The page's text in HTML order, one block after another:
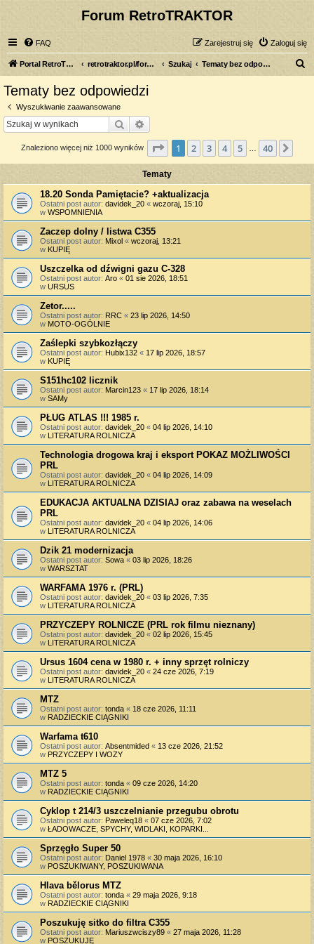
Forum RetroTRAKTOR
FAQ Zaloguj się
Zarejestruj się
Portal RetroTRAKTOR.pl retrotraktor.pl/forum Szukaj Tematy bez odpowiedzi
Tematy bez odpowiedzi
Wyszukiwanie zaawansowane
Szukaj
Znaleziono więcej niż 1000 wyników Strona z40
1 2 3 4 5 40
Tematy
18.20 Sonda Pamiętacie? +aktualizacja
Ostatni post autor: davidek_20 « wczoraj, 15:10
w WSPOMNIENIA
Zaczep dolny / listwa C355
Ostatni post autor: Mixol « wczoraj, 13:21
w KUPIĘ
Uszczelka od dźwigni gazu C-328
Ostatni post autor: Aro « 01 sie 2026, 18:51
w URSUS
Zetor.....
Ostatni post autor: RRC « 23 lip 2026, 14:50
w MOTO-OGÓLNIE
Zaślepki szybkozłączy
Ostatni post autor: Hubix132 « 17 lip 2026, 18:57
w KUPIĘ
S151hc102 licznik
Ostatni post autor: Marcin123 « 17 lip 2026, 18:14
w SAMy
PŁUG ATLAS !!! 1985 r.
Ostatni post autor: davidek_20 « 04 lip 2026, 14:10
w LITERATURA ROLNICZA
Technologia drogowa kraj i eksport POKAZ MOŻLIWOŚCI
PRL
Ostatni post autor: davidek_20 « 04 lip 2026, 14:09
w LITERATURA ROLNICZA
EDUKACJA AKTUALNA DZISIAJ oraz zabawa na weselach
PRL
Ostatni post autor: davidek_20 « 04 lip 2026, 14:06
w LITERATURA ROLNICZA
Dzik 21 modernizacja
Ostatni post autor: Sowa « 03 lip 2026, 18:26
w WARSZTAT
WARFAMA 1976 r. (PRL)
Ostatni post autor: davidek_20 « 03 lip 2026, 7:35
w LITERATURA ROLNICZA
PRZYCZEPY ROLNICZE (PRL rok filmu nieznany)
Ostatni post autor: davidek_20 « 02 lip 2026, 15:45
w LITERATURA ROLNICZA
Ursus 1604 cena w 1980 r. + inny sprzęt rolniczy
Ostatni post autor: davidek_20 « 24 cze 2026, 7:19
w LITERATURA ROLNICZA
MTZ
Ostatni post autor: tonda « 18 cze 2026, 11:11
w RADZIECKIE CIĄGNIKI
Warfama t610
Ostatni post autor: Absentmided « 13 cze 2026, 21:52
w PRZYCZEPY I WOZY
MTZ 5
Ostatni post autor: tonda « 09 cze 2026, 14:20
w RADZIECKIE CIĄGNIKI
Cyklop t 214/3 uszczelnianie przegubu obrotu
Ostatni post autor: Paweleq18 « 07 cze 2026, 7:02
w ŁADOWACZE, SPYCHY, WIDLAKI, KOPARKI...
Sprzęgło Super 50
Ostatni post autor: Daniel 1978 « 30 maja 2026, 16:10
w POSZUKIWANY, POSZUKIWANA
Hlava bělorus MTZ
Ostatni post autor: tonda « 29 maja 2026, 9:18
w RADZIECKIE CIĄGNIKI
Poszukuję sitko do filtra C355
Ostatni post autor: Mariuszwciszy89 « 27 maja 2026, 11:28
w POSZUKUJĘ